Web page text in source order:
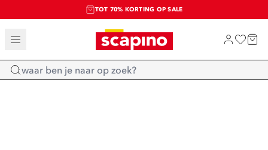
TOT 70% KORTING OP SALE
SALE: LAATSTE KANS!
SHOP NIEUW
Home